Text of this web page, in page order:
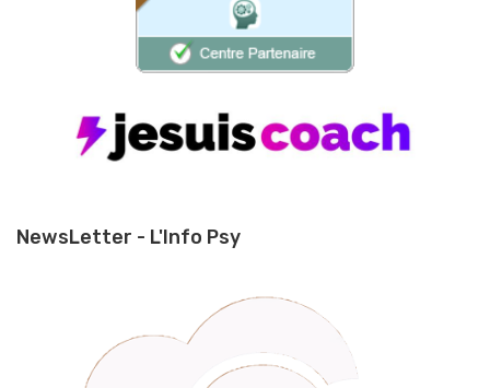
NewsLetter - L'Info Psy